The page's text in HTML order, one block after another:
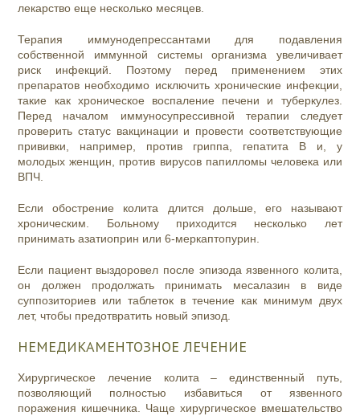
лекарство еще несколько месяцев.
Терапия иммунодепрессантами для подавления
собственной иммунной системы организма увеличивает
риск инфекций. Поэтому перед применением этих
препаратов необходимо исключить хронические инфекции,
такие как хроническое воспаление печени и туберкулез.
Перед началом иммуносупрессивной терапии следует
проверить статус вакцинации и провести соответствующие
прививки, например, против гриппа, гепатита В и, у
молодых женщин, против вирусов папилломы человека или
ВПЧ.
Если обострение колита длится дольше, его называют
хроническим. Больному приходится несколько лет
принимать азатиоприн или 6-меркаптопурин.
Если пациент выздоровел после эпизода язвенного колита,
он должен продолжать принимать месалазин в виде
суппозиториев или таблеток в течение как минимум двух
лет, чтобы предотвратить новый эпизод.
НЕМЕДИКАМЕНТОЗНОЕ ЛЕЧЕНИЕ
Хирургическое лечение колита – единственный путь,
позволяющий полностью избавиться от язвенного
поражения кишечника. Чаще хирургическое вмешательство